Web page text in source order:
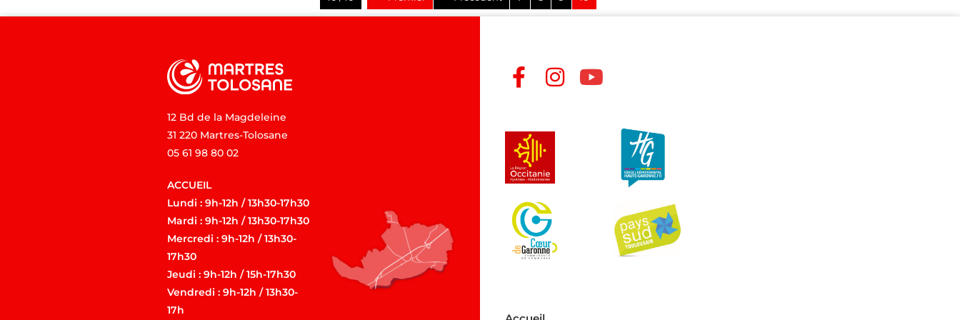
12 Bd de la Magdeleine
31 220 Martres-Tolosane
05 61 98 80 02
ACCUEIL
Lundi : 9h-12h / 13h30-17h30
Mardi : 9h-12h / 13h30-17h30
Mercredi : 9h-12h / 13h30-
17h30
Jeudi : 9h-12h / 15h-17h30
Vendredi : 9h-12h / 13h30-
17h